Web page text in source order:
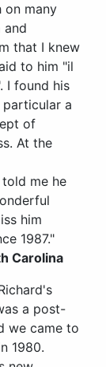
on many
and
that I knew
to him "il
I found his
a
of
At the
me he
him
1987."
Carolina
a post-
we came to
1980.